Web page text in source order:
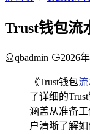
Trust钱包流
qbadmin 2026
《Trust钱包流
了详细的
涵盖从准备
户清晰了解